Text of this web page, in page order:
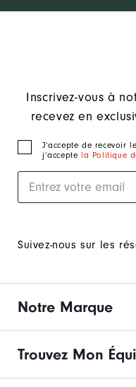
Inscrivez-vous à
recevez en
J‘accepte de recevoir
j’accepte la Politique
Suivez-nous sur les
Notre Marque
Trouvez Mon